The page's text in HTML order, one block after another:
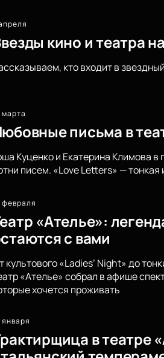
кино и театра
кто входит в
марта
письма в
Куценко и Екатерина Климова в
писем. «Love Letters» —
февраля
«Ателье»:
с вами
культового «Ladies’ Night» до
«Ателье» собрал в афише
хочется проживать
января
в театре